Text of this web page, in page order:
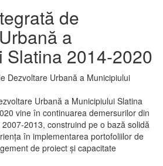
de
a
Slatina 2014-2020
Urbană a Municipiului Slatina
vine în continuarea demersurilor din
2013, construind pe o bază solidă
în implementarea portofoliilor de
de proiect și capacitate